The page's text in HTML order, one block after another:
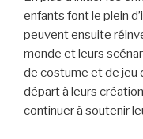
enfants font le plein
peuvent ensuite
monde et leurs
de costume et de jeu
départ à leurs
continuer à soutenir